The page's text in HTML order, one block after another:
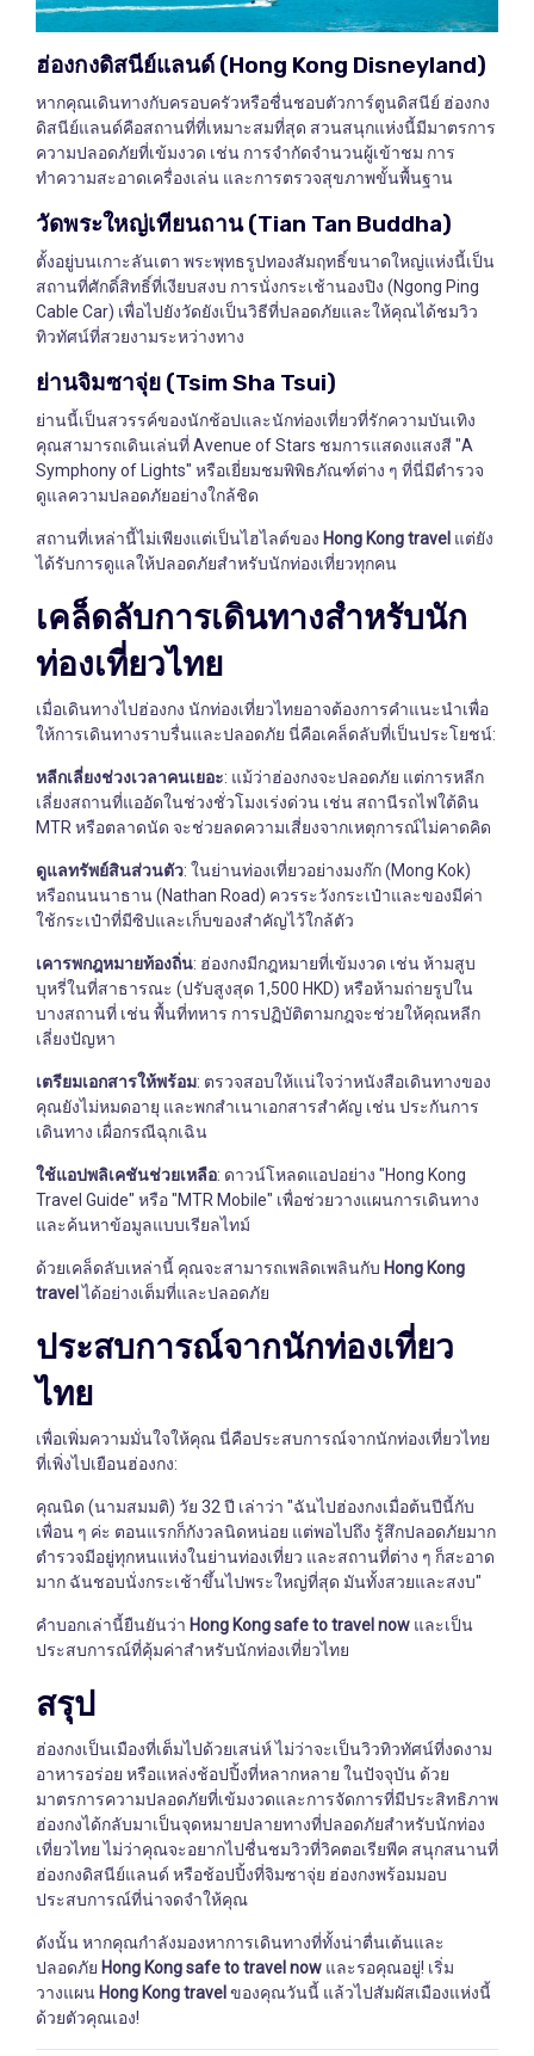
ฮ่องกงดิสนีย์แลนด์ (Hong Kong Disneyland)
หากคุณเดินทางกับครอบครัวหรือชื่นชอบตัวการ์ตูนดิสนีย์ ฮ่องกง
ดิสนีย์แลนด์คือสถานที่ที่เหมาะสมที่สุด สวนสนุกแห่งนี้มีมาตรการ
ความปลอดภัยที่เข้มงวด เช่น การจำกัดจำนวนผู้เข้าชม การ
ทำความสะอาดเครื่องเล่น และการตรวจสุขภาพขั้นพื้นฐาน
วัดพระใหญ่เทียนถาน (Tian Tan Buddha)
ตั้งอยู่บนเกาะลันเตา พระพุทธรูปทองสัมฤทธิ์ขนาดใหญ่แห่งนี้เป็น
สถานที่ศักดิ์สิทธิ์ที่เงียบสงบ การนั่งกระเช้านองปิง (Ngong Ping
Cable Car) เพื่อไปยังวัดยังเป็นวิธีที่ปลอดภัยและให้คุณได้ชมวิว
ทิวทัศน์ที่สวยงามระหว่างทาง
ย่านจิมซาจุ่ย (Tsim Sha Tsui)
ย่านนี้เป็นสวรรค์ของนักช้อปและนักท่องเที่ยวที่รักความบันเทิง
คุณสามารถเดินเล่นที่ Avenue of Stars ชมการแสดงแสงสี "A
Symphony of Lights" หรือเยี่ยมชมพิพิธภัณฑ์ต่าง ๆ ที่นี่มีตำรวจ
ดูแลความปลอดภัยอย่างใกล้ชิด
สถานที่เหล่านี้ไม่เพียงแต่เป็นไฮไลต์ของ Hong Kong travel แต่ยัง
ได้รับการดูแลให้ปลอดภัยสำหรับนักท่องเที่ยวทุกคน
เคล็ดลับการเดินทางสำหรับนัก
ท่องเที่ยวไทย
เมื่อเดินทางไปฮ่องกง นักท่องเที่ยวไทยอาจต้องการคำแนะนำเพื่อ
ให้การเดินทางราบรื่นและปลอดภัย นี่คือเคล็ดลับที่เป็นประโยชน์:
หลีกเลี่ยงช่วงเวลาคนเยอะ: แม้ว่าฮ่องกงจะปลอดภัย แต่การหลีก
เลี่ยงสถานที่แออัดในช่วงชั่วโมงเร่งด่วน เช่น สถานีรถไฟใต้ดิน
MTR หรือตลาดนัด จะช่วยลดความเสี่ยงจากเหตุการณ์ไม่คาดคิด
ดูแลทรัพย์สินส่วนตัว: ในย่านท่องเที่ยวอย่างมงก๊ก (Mong Kok)
หรือถนนนาธาน (Nathan Road) ควรระวังกระเป๋าและของมีค่า
ใช้กระเป๋าที่มีซิปและเก็บของสำคัญไว้ใกล้ตัว
เคารพกฎหมายท้องถิ่น: ฮ่องกงมีกฎหมายที่เข้มงวด เช่น ห้ามสูบ
บุหรี่ในที่สาธารณะ (ปรับสูงสุด 1,500 HKD) หรือห้ามถ่ายรูปใน
บางสถานที่ เช่น พื้นที่ทหาร การปฏิบัติตามกฎจะช่วยให้คุณหลีก
เลี่ยงปัญหา
เตรียมเอกสารให้พร้อม: ตรวจสอบให้แน่ใจว่าหนังสือเดินทางของ
คุณยังไม่หมดอายุ และพกสำเนาเอกสารสำคัญ เช่น ประกันการ
เดินทาง เผื่อกรณีฉุกเฉิน
ใช้แอปพลิเคชันช่วยเหลือ: ดาวน์โหลดแอปอย่าง "Hong Kong
Travel Guide" หรือ "MTR Mobile" เพื่อช่วยวางแผนการเดินทาง
และค้นหาข้อมูลแบบเรียลไทม์
ด้วยเคล็ดลับเหล่านี้ คุณจะสามารถเพลิดเพลินกับ Hong Kong
travel ได้อย่างเต็มที่และปลอดภัย
ประสบการณ์จากนักท่องเที่ยว
ไทย
เพื่อเพิ่มความมั่นใจให้คุณ นี่คือประสบการณ์จากนักท่องเที่ยวไทย
ที่เพิ่งไปเยือนฮ่องกง:
คุณนิด (นามสมมติ) วัย 32 ปี เล่าว่า "ฉันไปฮ่องกงเมื่อต้นปีนี้กับ
เพื่อน ๆ ค่ะ ตอนแรกก็กังวลนิดหน่อย แต่พอไปถึง รู้สึกปลอดภัยมาก
ตำรวจมีอยู่ทุกหนแห่งในย่านท่องเที่ยว และสถานที่ต่าง ๆ ก็สะอาด
มาก ฉันชอบนั่งกระเช้าขึ้นไปพระใหญ่ที่สุด มันทั้งสวยและสงบ"
คำบอกเล่านี้ยืนยันว่า Hong Kong safe to travel now และเป็น
ประสบการณ์ที่คุ้มค่าสำหรับนักท่องเที่ยวไทย
สรุป
ฮ่องกงเป็นเมืองที่เต็มไปด้วยเสน่ห์ ไม่ว่าจะเป็นวิวทิวทัศน์ที่งดงาม
อาหารอร่อย หรือแหล่งช้อปปิ้งที่หลากหลาย ในปัจจุบัน ด้วย
มาตรการความปลอดภัยที่เข้มงวดและการจัดการที่มีประสิทธิภาพ
ฮ่องกงได้กลับมาเป็นจุดหมายปลายทางที่ปลอดภัยสำหรับนักท่อง
เที่ยวไทย ไม่ว่าคุณจะอยากไปชื่นชมวิวที่วิคตอเรียพีค สนุกสนานที่
ฮ่องกงดิสนีย์แลนด์ หรือช้อปปิ้งที่จิมซาจุ่ย ฮ่องกงพร้อมมอบ
ประสบการณ์ที่น่าจดจำให้คุณ
ดังนั้น หากคุณกำลังมองหาการเดินทางที่ทั้งน่าตื่นเต้นและ
ปลอดภัย Hong Kong safe to travel now และรอคุณอยู่! เริ่ม
วางแผน Hong Kong travel ของคุณวันนี้ แล้วไปสัมผัสเมืองแห่งนี้
ด้วยตัวคุณเอง!